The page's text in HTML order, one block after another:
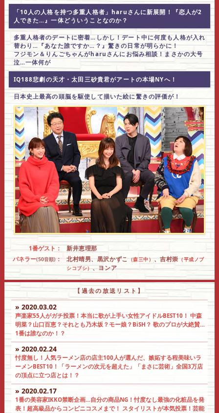
「10人の人格を持つ多重人格者」haruさんに新展開！『恋人が2
人できた…』一体どういうことなのか？
多重人格者のデートに密着…しかし！デート中に何度も人格が入れ
替わり…『あなた誰ですか…？』驚きの日常が明らかに！
フジモン＆りんごちゃんがharuさんにお悩み相談！まさかの大号
泣…一体何が
IQ188悲劇の天才・太田三砂貴君がアートの本場NYへ！
日本史上最高の頭脳を駆使して描いた絵に驚きの評価が！
1番ゲスト：
新井恵理那
パネラー(50音順)： 北村晴男、黒沢かずこ （森三中） 、吉村崇（平成ノブ
シコブシ）、ヨンア
【過去の放送リスト】
» 2020.03.02
声楽家55人がガチ投票！本当に歌が上手い女性アイドルBEST10！ 中森
明菜？山口百恵？それとも乃木坂？モー娘？BiSH？ 歌のプロが大絶賛…
1番は誰なのか！？
» 2020.02.24
忖度無し！人気ラーメン店の店主100人が選んだ、嫉妬する程美味いラ
ーメンBEST10！「ラーメンの次元を超えた」「まさに芸術」全国3万店
の頂点に立つ店とは！？
» 2020.02.17
1番の美容家IKKO禁断企画…自分の商品NG！忖度なし最強の化粧品を発
表！超高級品からコンビニコスメまで！ スタイリストが本気投票！芸能